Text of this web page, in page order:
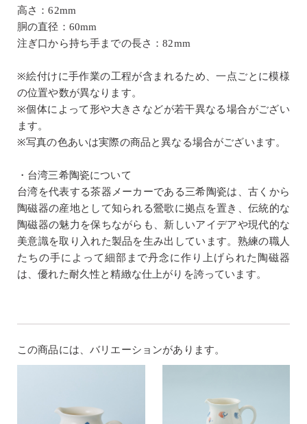
高さ：62mm
胴の直径：60mm
注ぎ口から持ち手までの長さ：82mm
※絵付けに手作業の工程が含まれるため、一点ごとに模様
の位置や数が異なります。
※個体によって形や大きさなどが若干異なる場合がござい
ます。
※写真の色あいは実際の商品と異なる場合がございます。
・台湾三希陶瓷について
台湾を代表する茶器メーカーである三希陶瓷は、古くから
陶磁器の産地として知られる鶯歌に拠点を置き、伝統的な
陶磁器の魅力を保ちながらも、新しいアイデアや現代的な
美意識を取り入れた製品を生み出しています。熟練の職人
たちの手によって細部まで丹念に作り上げられた陶磁器
は、優れた耐久性と精緻な仕上がりを誇っています。
この商品には、バリエーションがあります。